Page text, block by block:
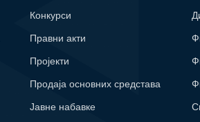
Конкурси
Правни акти
Пројекти
Продаја основних средстава
Јавне набавке